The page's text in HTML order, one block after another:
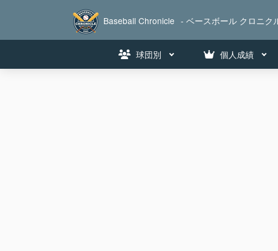
Baseball Chronicle - ベースボール クロニク
球団別 個人成績